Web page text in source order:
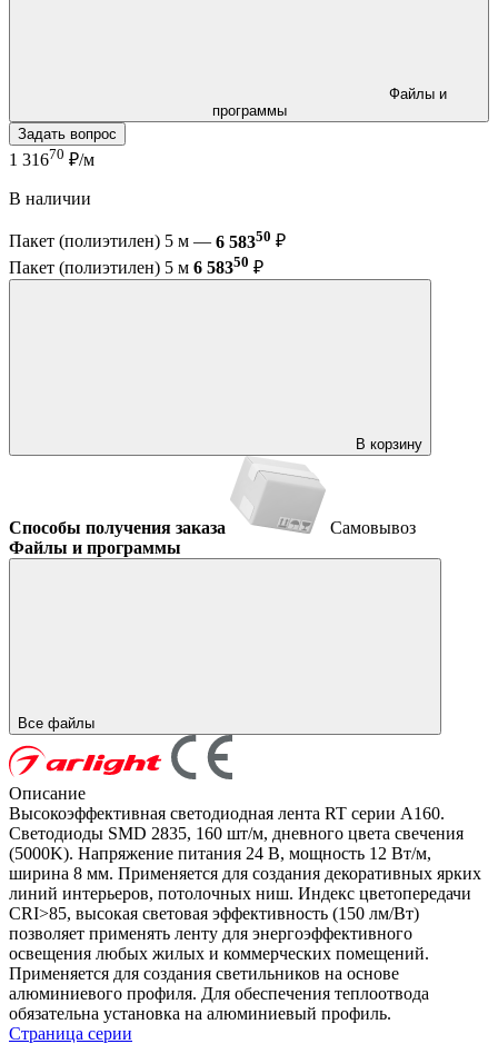
программы
Задать вопрос
1 31670 ₽/м
В наличии
Пакет (полиэтилен) 5 м — 6 58350 ₽
Пакет (полиэтилен) 5 м 6 58350 ₽
В корзину
Способы получения заказа
Самовывоз
Файлы и программы
Все файлы
Описание
Высокоэффективная светодиодная лента RT серии A160.
Светодиоды SMD 2835, 160 шт/м, дневного цвета свечения
(5000K). Напряжение питания 24 В, мощность 12 Вт/м,
ширина 8 мм. Применяется для создания декоративных ярких
линий интерьеров, потолочных ниш. Индекс цветопередачи
CRI>85, высокая световая эффективность (150 лм/Вт)
позволяет применять ленту для энергоэффективного
освещения любых жилых и коммерческих помещений.
Применяется для создания светильников на основе
алюминиевого профиля. Для обеспечения теплоотвода
обязательна установка на алюминиевый профиль.
Страница серии